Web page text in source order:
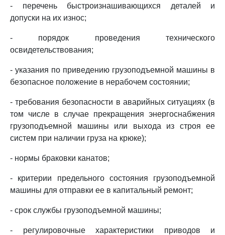
- перечень быстроизнашивающихся деталей и
допуски на их износ;
- порядок проведения технического
освидетельствования;
- указания по приведению грузоподъемной машины в
безопасное положение в нерабочем состоянии;
- требования безопасности в аварийных ситуациях (в
том числе в случае прекращения энергоснабжения
грузоподъемной машины или выхода из строя ее
систем при наличии груза на крюке);
- нормы браковки канатов;
- критерии предельного состояния грузоподъемной
машины для отправки ее в капитальный ремонт;
- срок службы грузоподъемной машины;
- регулировочные характеристики приводов и